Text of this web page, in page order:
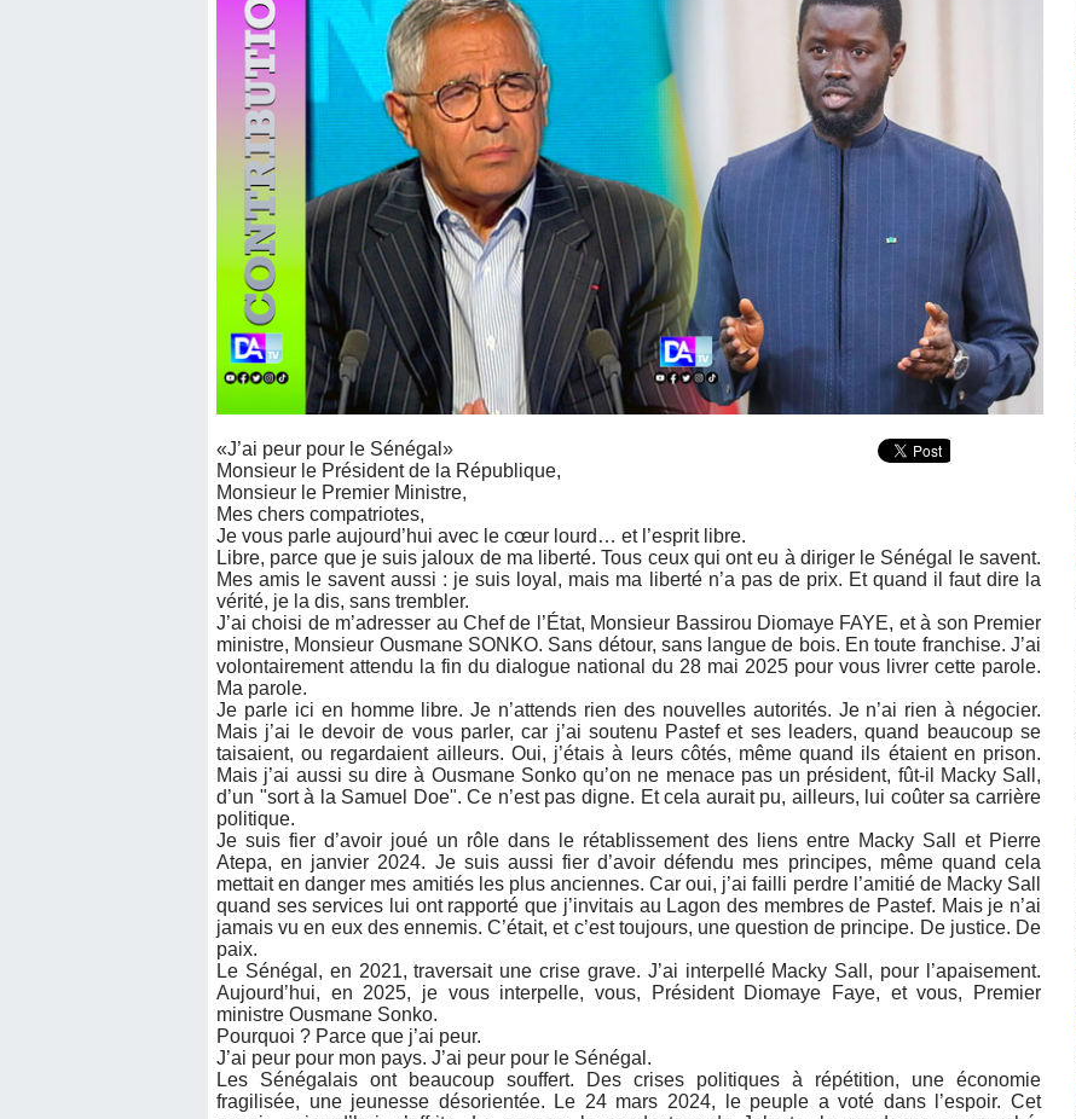
«J’ai peur pour le Sénégal»
Monsieur le Président de la République,
Monsieur le Premier Ministre,
Mes chers compatriotes,
Je vous parle aujourd’hui avec le cœur lourd… et l’esprit libre.
Libre, parce que je suis jaloux de ma liberté. Tous ceux qui ont eu à diriger le Sénégal le savent.
Mes amis le savent aussi : je suis loyal, mais ma liberté n’a pas de prix. Et quand il faut dire la
vérité, je la dis, sans trembler.
J’ai choisi de m’adresser au Chef de l’État, Monsieur Bassirou Diomaye FAYE, et à son Premier
ministre, Monsieur Ousmane SONKO. Sans détour, sans langue de bois. En toute franchise. J’ai
volontairement attendu la fin du dialogue national du 28 mai 2025 pour vous livrer cette parole.
Ma parole.
Je parle ici en homme libre. Je n’attends rien des nouvelles autorités. Je n’ai rien à négocier.
Mais j’ai le devoir de vous parler, car j’ai soutenu Pastef et ses leaders, quand beaucoup se
taisaient, ou regardaient ailleurs. Oui, j’étais à leurs côtés, même quand ils étaient en prison.
Mais j’ai aussi su dire à Ousmane Sonko qu’on ne menace pas un président, fût-il Macky Sall,
d’un "sort à la Samuel Doe". Ce n’est pas digne. Et cela aurait pu, ailleurs, lui coûter sa carrière
politique.
Je suis fier d’avoir joué un rôle dans le rétablissement des liens entre Macky Sall et Pierre
Atepa, en janvier 2024. Je suis aussi fier d’avoir défendu mes principes, même quand cela
mettait en danger mes amitiés les plus anciennes. Car oui, j’ai failli perdre l’amitié de Macky Sall
quand ses services lui ont rapporté que j’invitais au Lagon des membres de Pastef. Mais je n’ai
jamais vu en eux des ennemis. C’était, et c’est toujours, une question de principe. De justice. De
paix.
Le Sénégal, en 2021, traversait une crise grave. J’ai interpellé Macky Sall, pour l’apaisement.
Aujourd’hui, en 2025, je vous interpelle, vous, Président Diomaye Faye, et vous, Premier
ministre Ousmane Sonko.
Pourquoi ? Parce que j’ai peur.
J’ai peur pour mon pays. J’ai peur pour le Sénégal.
Les Sénégalais ont beaucoup souffert. Des crises politiques à répétition, une économie
fragilisée, une jeunesse désorientée. Le 24 mars 2024, le peuple a voté dans l’espoir. Cet